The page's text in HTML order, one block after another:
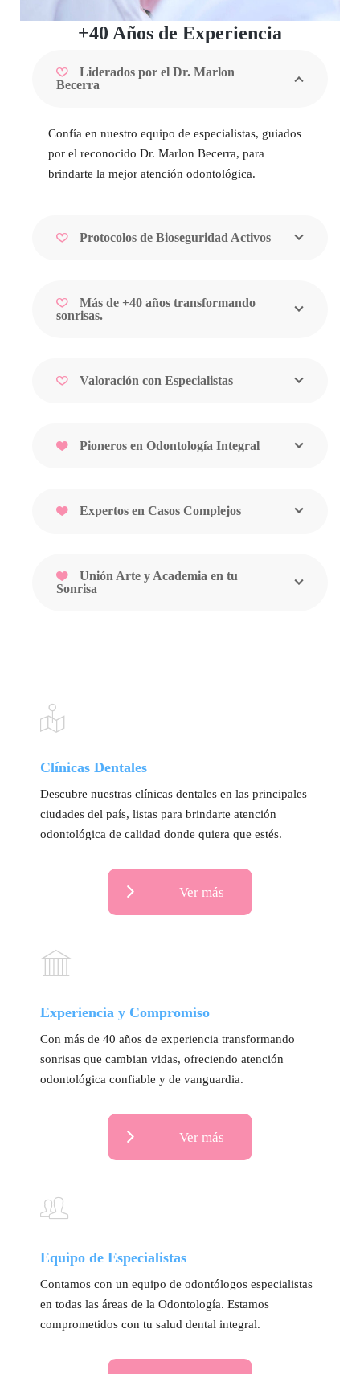
+40 Años de Experiencia
Liderados por el Dr. Marlon
Becerra
Confía en nuestro equipo de especialistas, guiados
por el reconocido Dr. Marlon Becerra, para
brindarte la mejor atención odontológica.
Protocolos de Bioseguridad Activos
Más de +40 años transformando
sonrisas.
Valoración con Especialistas
Pioneros en Odontología Integral
Expertos en Casos Complejos
Unión Arte y Academia en tu
Sonrisa
Clínicas Dentales
Descubre nuestras clínicas dentales en las principales
ciudades del país, listas para brindarte atención
odontológica de calidad donde quiera que estés.
Ver más
Experiencia y Compromiso
Con más de 40 años de experiencia transformando
sonrisas que cambian vidas, ofreciendo atención
odontológica confiable y de vanguardia.
Ver más
Equipo de Especialistas
Contamos con un equipo de odontólogos especialistas
en todas las áreas de la Odontología. Estamos
comprometidos con tu salud dental integral.